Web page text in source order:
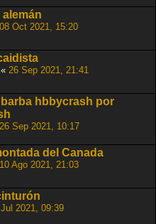
08 Oct 2021, 15:20
« 26 Sep 2021, 21:41
hbbycrash por
26 Sep 2021, 10:17
del Canada
10 Ago 2021, 21:03
2021, 09:39